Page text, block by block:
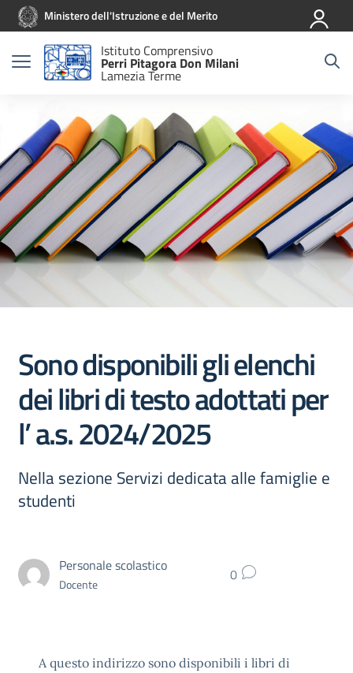
Vai ai contenuti
Vai al menu di navigazione
Vai al footerMinistero dell'Istruzione e del Merito
Istituto Comprensivo
Perri Pitagora Don Milani
Lamezia Terme
Sono disponibili gli elenchi
dei libri di testo adottati per
l’ a.s. 2024/2025
Nella sezione Servizi dedicata alle famiglie e
studenti
Personale scolastico
Docente 0
A questo indirizzo sono disponibili i libri di